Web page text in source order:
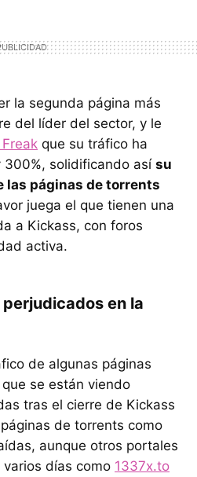
la segunda página más
del líder del sector, y le
que su tráfico ha
solidificando así su
las páginas de torrents
juega el que tienen una
a Kickass, con foros
activa.
en la
de algunas páginas
se están viendo
tras el cierre de Kickass
de torrents como
aunque otros portales
días como 1337x.to